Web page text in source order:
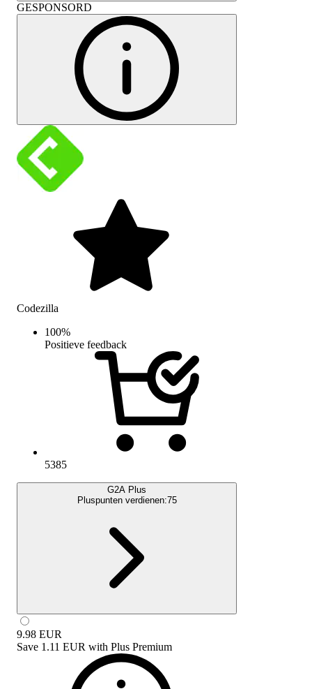
GESPONSORD
Codezilla
100%
Positieve feedback
5385
G2A Plus
Pluspunten verdienen:75
9.98 EUR
Save 1.11 EUR with Plus Premium